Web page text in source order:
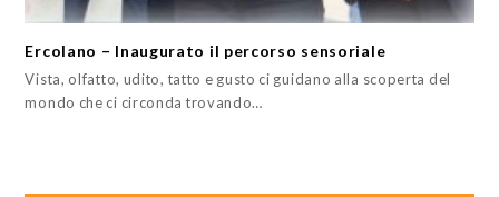
Ercolano – Inaugurato il percorso sensoriale
Vista, olfatto, udito, tatto e gusto ci guidano alla scoperta del
mondo che ci circonda trovando…